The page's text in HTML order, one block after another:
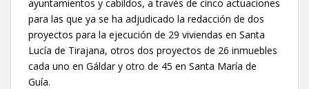
ayuntamientos y cabildos, a través de cinco actuaciones
para las que ya se ha adjudicado la redacción de dos
proyectos para la ejecución de 29 viviendas en Santa
Lucía de Tirajana, otros dos proyectos de 26 inmuebles
cada uno en Gáldar y otro de 45 en Santa María de
Guía.